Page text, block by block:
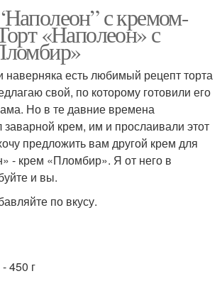
с кремом-
«Наполеон» с
наверняка есть любимый рецепт торта
свой, по которому готовили его
Но в те давние времена
крем, им и прослаивали этот
предложить вам другой крем для
- крем «Пломбир». Я от него в
и вы.
по вкусу.
450 г